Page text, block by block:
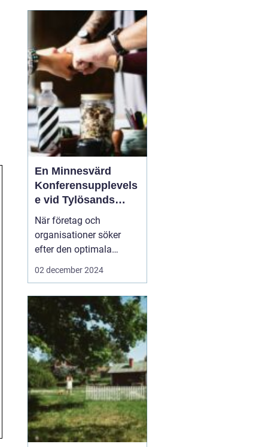
berikande. Temaresor
kan innefatta allt från
kulinariska äventyr till
historiska expedi...
En Minnesvärd
Konferensupplevels
e vid Tylösands
Kust
När företag och
organisationer söker
efter den optimala
platsen för sin nästa
faciliteternas kvalitet s...
02 december 2024